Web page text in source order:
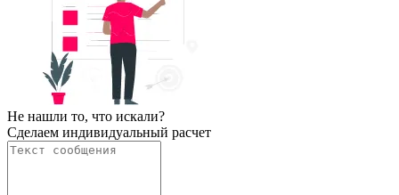
Не нашли то, что искали?
Сделаем индивидуальный расчет